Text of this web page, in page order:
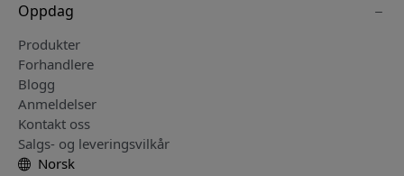
Oppdag
Produkter
Forhandlere
Blogg
Anmeldelser
Kontakt oss
Salgs- og leveringsvilkår
Norsk